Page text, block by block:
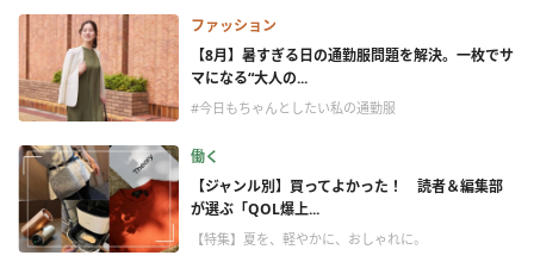
ファッション
【8月】暑すぎる日の通勤服問題を解決。一枚でサ
マになる“大人の...
#今日もちゃんとしたい私の通勤服
働く
【ジャンル別】買ってよかった！ 読者＆編集部
が選ぶ「QOL爆上...
【特集】夏を、軽やかに、おしゃれに。